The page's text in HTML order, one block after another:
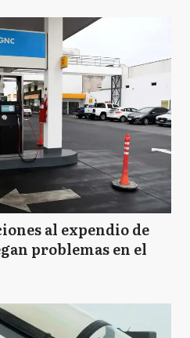
al expendio de
problemas en el